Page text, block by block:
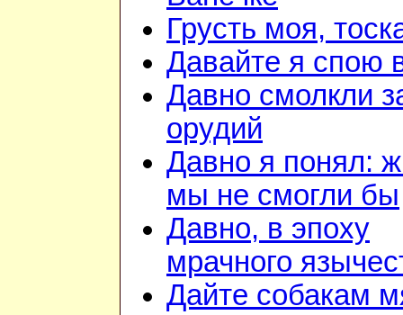
Грусть моя,
Давайте я спою
Давно смолкли
орудий
Давно я понял:
мы не смогли бы
Давно, в эпоху
мрачного
Дайте собакам